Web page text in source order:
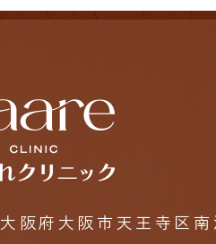
大阪府大阪市天王寺区